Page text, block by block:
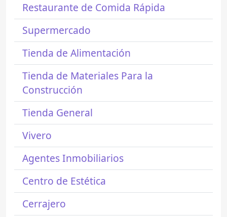
Restaurante de Comida Rápida
Supermercado
Tienda de Alimentación
Tienda de Materiales Para la
Construcción
Tienda General
Vivero
Agentes Inmobiliarios
Centro de Estética
Cerrajero